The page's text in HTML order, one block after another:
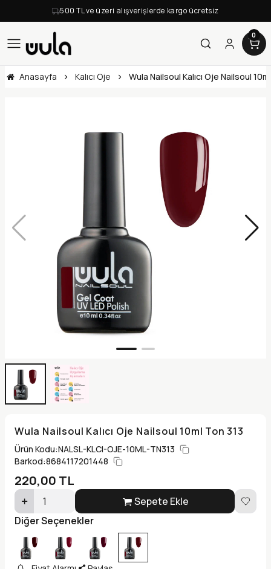
500 TL ve üzeri alışverişlerde kargo ücretsiz
0
Anasayfa Kalıcı Oje Wula Nailsoul Kalıcı Oje Nailsoul
Wula Nailsoul Kalıcı Oje Nailsoul 10ml Ton 313
Ürün Kodu:NALSL-KLCI-OJE-10ML-TN313
Barkod:8684117201448
220,00 TL
Sepete Ekle
Diğer Seçenekler